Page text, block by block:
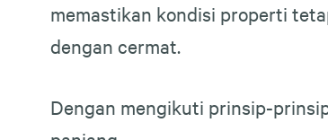
memastikan kondisi properti
dengan cermat.
Dengan mengikuti prinsip-